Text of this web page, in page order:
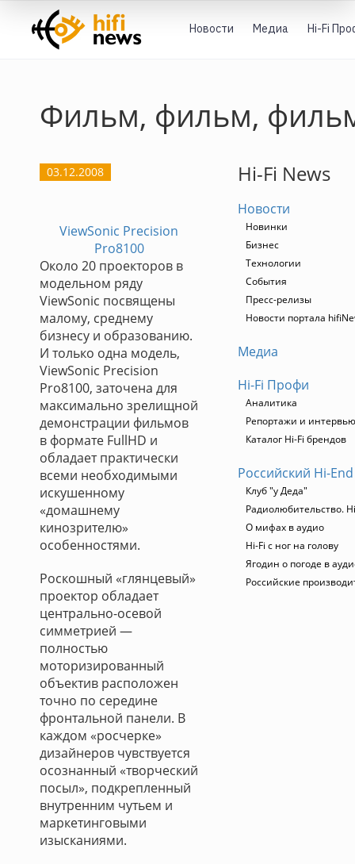
Новости Медиа Hi-Fi
Фильм, фильм,
03.12.2008
ViewSonic Precision
Pro8100
Около 20 проекторов в
модельном ряду
ViewSonic посвящены
малому, среднему
бизнесу и образованию.
И только одна модель,
ViewSonic Precision
Pro8100, заточена для
максимально зрелищной
демонстрации фильмов
в формате FullHD и
обладает практически
всеми необходимыми
искушенному
«домашнему
кинозрителю»
особенностями.
Роскошный «глянцевый»
проектор обладает
центрально-осевой
симметрией —
полностью
моторизированный
объектив расположен
точно по середине
фронтальной панели. В
каждом «росчерке»
дизайнеров чувствуется
осознанный «творческий
посыл», подкрепленный
внутренним чутьем и
маркетинговыми
изысканиями.
Hi-Fi News
Новости
Новинки
Бизнес
Технологии
События
Пресс-релизы
Новости портала
Медиа
Hi-Fi Профи
Аналитика
Репортажи и интервью
Каталог Hi-Fi брендов
Российский Hi-End
Клуб "у Деда"
Радиолюбительство.
О мифах в аудио
Hi-Fi с ног на голову
Ягодин о погоде в
Российские